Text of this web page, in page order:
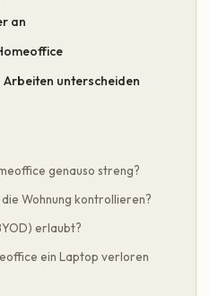
an
unterscheiden
genauso streng?
Wohnung kontrollieren?
erlaubt?
ein Laptop verloren